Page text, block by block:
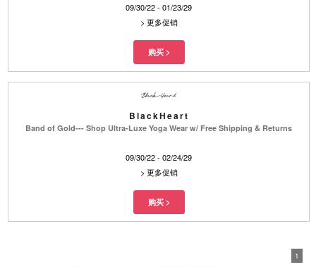
09/30/22 - 01/23/29
> 更多促销
BlackHeart
Band of Gold--- Shop Ultra-Luxe Yoga Wear w/ Free Shipping & Returns
09/30/22 - 02/24/29
> 更多促销
1